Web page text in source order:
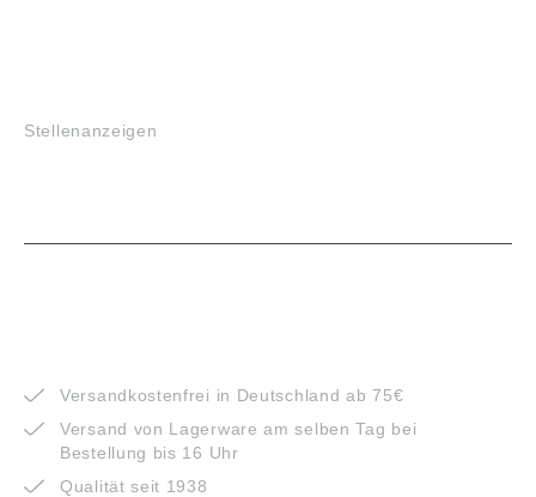
Stellenanzeigen
Versandkostenfrei in Deutschland ab 75€
Versand von Lagerware am selben Tag bei
Bestellung bis 16 Uhr
Qualität seit 1938